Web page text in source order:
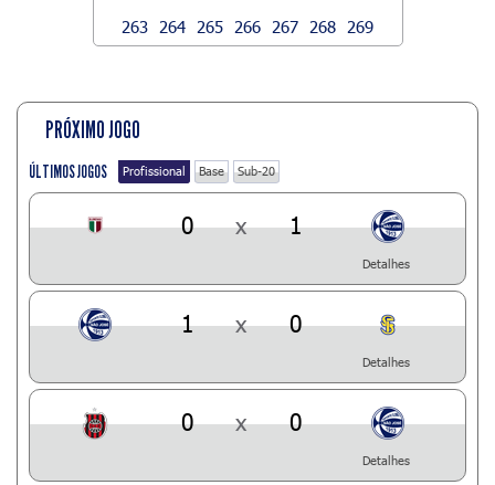
263
264 265 266 267 268 269
PRÓXIMO JOGO
ÚLTIMOS JOGOS Profissional Base Sub-20
0 x 1
Detalhes
1 x 0
Detalhes
0 x 0
Detalhes